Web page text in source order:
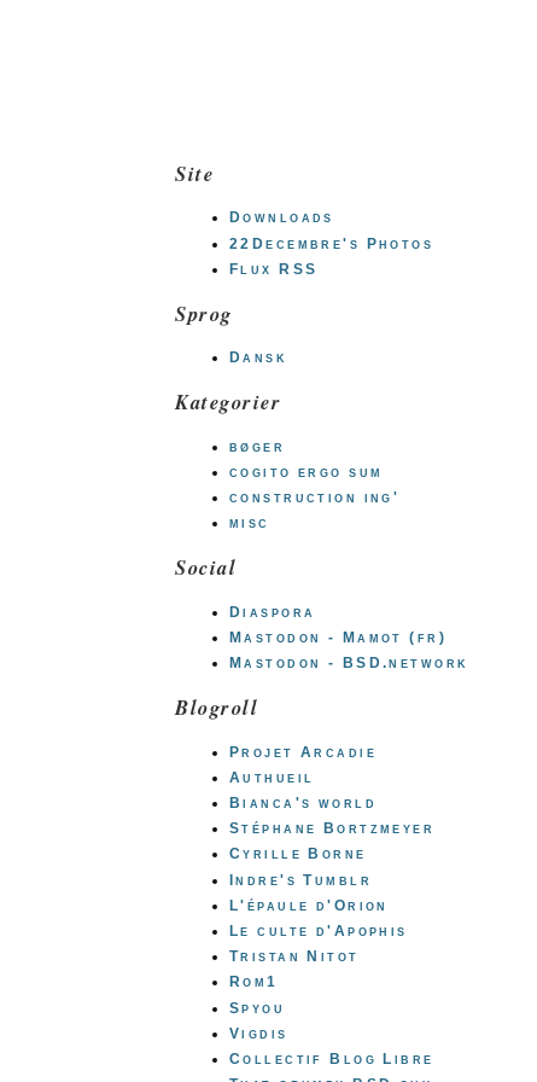
Site
Downloads
22Decembre's Photos
Flux RSS
Sprog
Dansk
Kategorier
bøger
cogito ergo sum
construction ing'
misc
Social
Diaspora
Mastodon - Mamot (fr)
Mastodon - BSD.network
Blogroll
Projet Arcadie
Authueil
Bianca's world
Stéphane Bortzmeyer
Cyrille Borne
Indre's Tumblr
L'épaule d'Orion
Le culte d'Apophis
Tristan Nitot
Rom1
Spyou
Vigdis
Collectif Blog Libre